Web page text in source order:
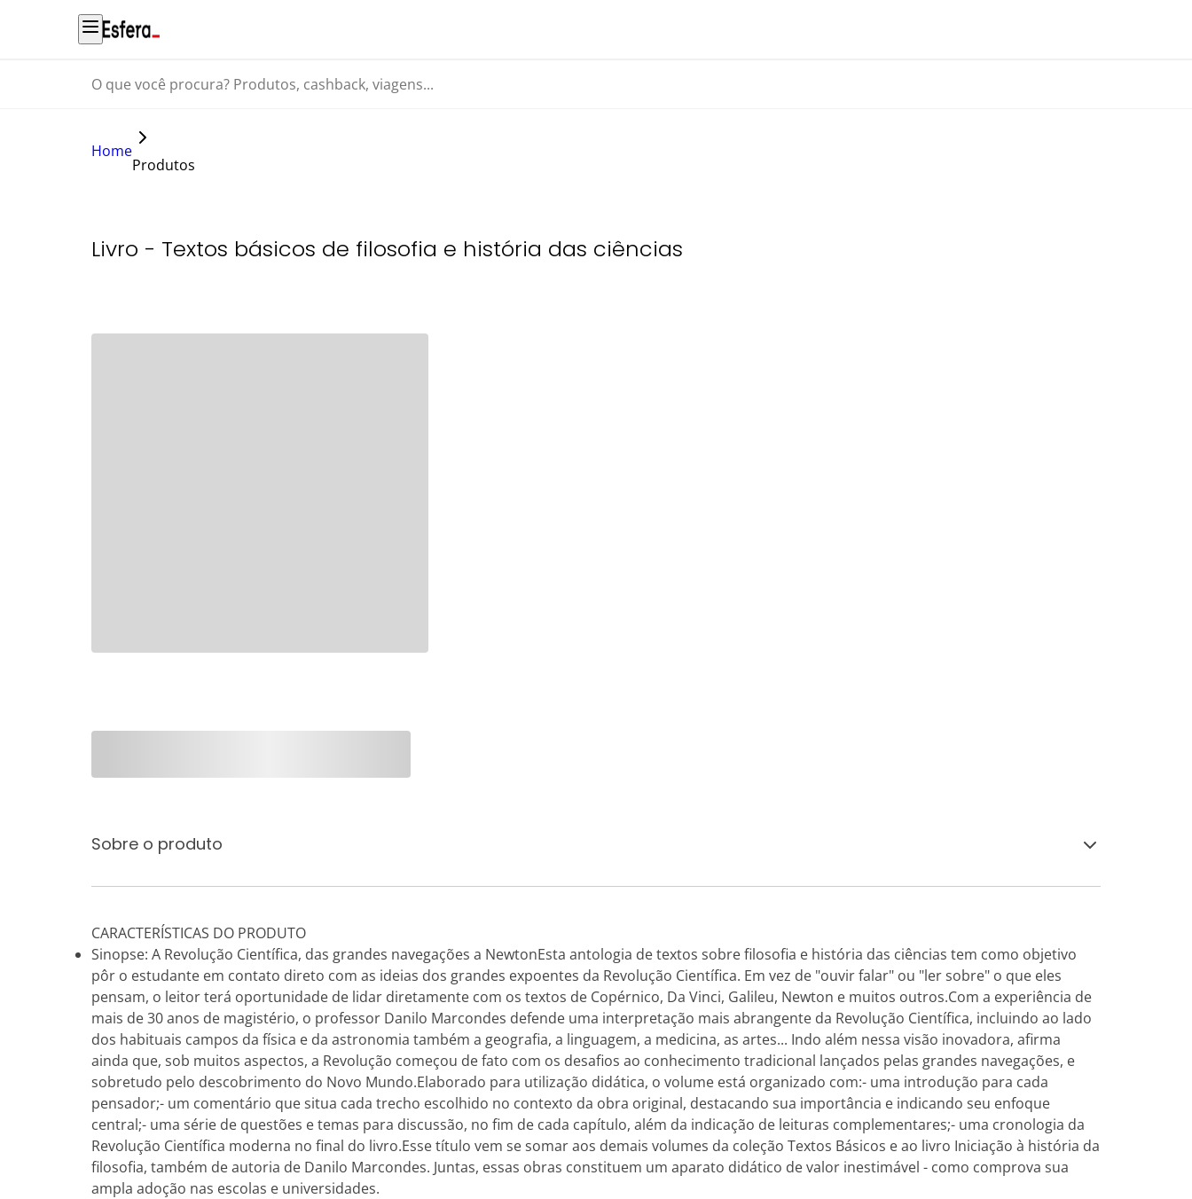
O que você procura? Produtos, cashback, viagens...
Home
Produtos
Livro - Textos básicos de filosofia e história das ciências
Sobre o produto
CARACTERÍSTICAS DO PRODUTO
Sinopse: A Revolução Científica, das grandes navegações a NewtonEsta antologia de textos sobre filosofia e história das ciências tem como objetivo
pôr o estudante em contato direto com as ideias dos grandes expoentes da Revolução Científica. Em vez de "ouvir falar" ou "ler sobre" o que eles
pensam, o leitor terá oportunidade de lidar diretamente com os textos de Copérnico, Da Vinci, Galileu, Newton e muitos outros.Com a experiência de
mais de 30 anos de magistério, o professor Danilo Marcondes defende uma interpretação mais abrangente da Revolução Científica, incluindo ao lado
dos habituais campos da física e da astronomia também a geografia, a linguagem, a medicina, as artes... Indo além nessa visão inovadora, afirma
ainda que, sob muitos aspectos, a Revolução começou de fato com os desafios ao conhecimento tradicional lançados pelas grandes navegações, e
sobretudo pelo descobrimento do Novo Mundo.Elaborado para utilização didática, o volume está organizado com:- uma introdução para cada
pensador;- um comentário que situa cada trecho escolhido no contexto da obra original, destacando sua importância e indicando seu enfoque
central;- uma série de questões e temas para discussão, no fim de cada capítulo, além da indicação de leituras complementares;- uma cronologia da
Revolução Científica moderna no final do livro.Esse título vem se somar aos demais volumes da coleção Textos Básicos e ao livro Iniciação à história da
filosofia, também de autoria de Danilo Marcondes. Juntas, essas obras constituem um aparato didático de valor inestimável - como comprova sua
ampla adoção nas escolas e universidades.